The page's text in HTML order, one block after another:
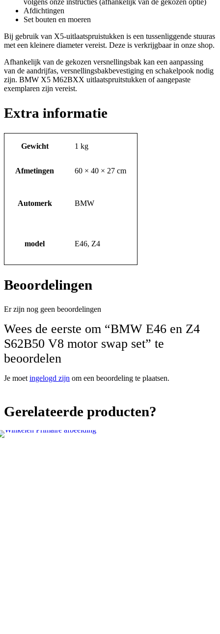
volgens onze instructies (afhankelijk van de gekozen optie)
Afdichtingen
Set bouten en moeren
Bij gebruik van X5-uitlaatspruistukken is een tussenliggende stuuras
met een kleinere diameter vereist. Deze is verkrijgbaar in onze shop.
Afhankelijk van de gekozen versnellingsbak kan een aanpassing
van de aandrijfas, versnellingsbakbevestiging en schakelpook nodig
zijn. BMW X5 M62BXX uitlaatspruitstukken of aangepaste
exemplaren zijn vereist.
Extra informatie
Gewicht 1 kg
Afmetingen 60 × 40 × 27 cm
Automerk BMW
model E46, Z4
Beoordelingen
Er zijn nog geen beoordelingen
Wees de eerste om “BMW E46 en Z4
S62B50 V8 motor swap set” te
beoordelen
Je moet ingelogd zijn om een beoordeling te plaatsen.
Gerelateerde producten?